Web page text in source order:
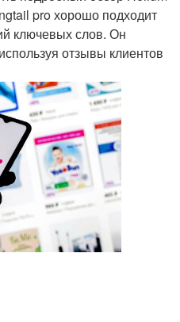
pro хорошо подходит
ключевых слов. Он
отзывы клиентов